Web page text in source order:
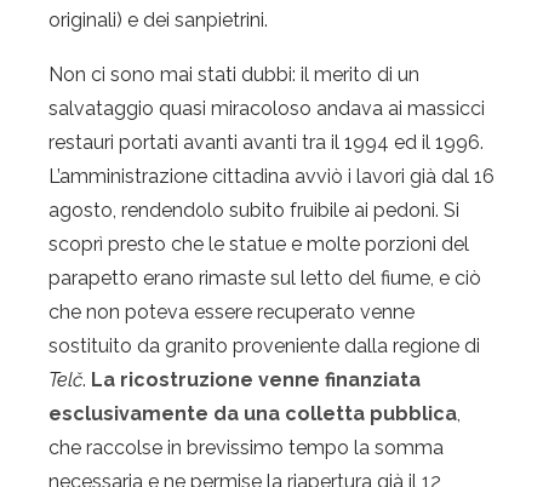
originali) e dei sanpietrini.
Non ci sono mai stati dubbi: il merito di un
salvataggio quasi miracoloso andava ai massicci
restauri portati avanti avanti tra il 1994 ed il 1996.
L’amministrazione cittadina avviò i lavori già dal 16
agosto, rendendolo subito fruibile ai pedoni. Si
scoprì presto che le statue e molte porzioni del
parapetto erano rimaste sul letto del fiume, e ciò
che non poteva essere recuperato venne
sostituito da granito proveniente dalla regione di
Telč. La ricostruzione venne finanziata
esclusivamente da una colletta pubblica,
che raccolse in brevissimo tempo la somma
necessaria e ne permise la riapertura già il 12